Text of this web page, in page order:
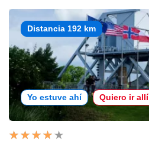
Distancia 192 km
Yo estuve ahí Quiero ir allí